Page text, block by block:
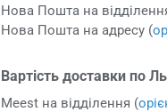
Нова Пошта на
Нова Пошта на адресу (
Вартість доставки по
Meest на відділення (